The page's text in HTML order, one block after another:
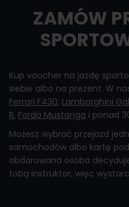
ZAMÓW
Kup voucher na jazdę
siebie albo na prezent. W
Ferrari F430, Lamborghini
R, Forda Mustanga i ponad
Możesz wybrać przejazd
samochodów albo kartę
obdarowana osoba
tobą instruktor, więc